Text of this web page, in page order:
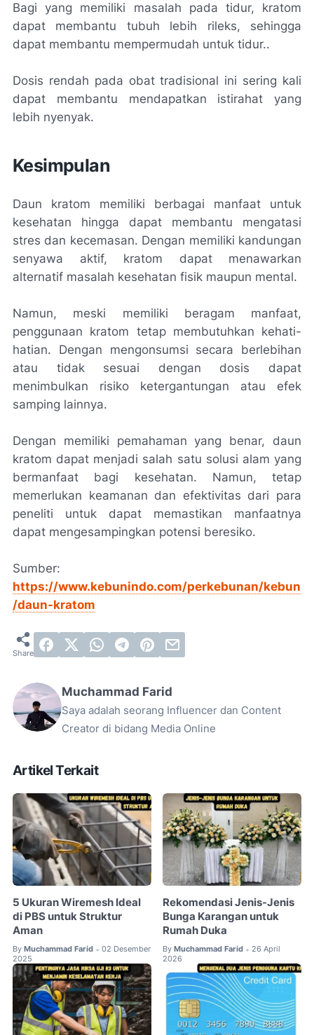
Bagi yang memiliki masalah pada tidur, kratom
dapat membantu tubuh lebih rileks, sehingga
dapat membantu mempermudah untuk tidur..
Dosis rendah pada obat tradisional ini sering kali
dapat membantu mendapatkan istirahat yang
lebih nyenyak.
Kesimpulan
Daun kratom memiliki berbagai manfaat untuk
kesehatan hingga dapat membantu mengatasi
stres dan kecemasan. Dengan memiliki kandungan
senyawa aktif, kratom dapat menawarkan
alternatif masalah kesehatan fisik maupun mental.
Namun, meski memiliki beragam manfaat,
penggunaan kratom tetap membutuhkan kehati-
hatian. Dengan mengonsumsi secara berlebihan
atau tidak sesuai dengan dosis dapat
menimbulkan risiko ketergantungan atau efek
samping lainnya.
Dengan memiliki pemahaman yang benar, daun
kratom dapat menjadi salah satu solusi alam yang
bermanfaat bagi kesehatan. Namun, tetap
memerlukan keamanan dan efektivitas dari para
peneliti untuk dapat memastikan manfaatnya
dapat mengesampingkan potensi beresiko.
Sumber:
https://www.kebunindo.com/perkebunan/kebun
/daun-kratom
Muchammad Farid
Saya adalah seorang Influencer dan Content
Creator di bidang Media Online
Artikel Terkait
5 Ukuran Wiremesh Ideal
di PBS untuk Struktur
Aman
By Muchammad Farid • 02 Desember
2025
Rekomendasi Jenis-Jenis
Bunga Karangan untuk
Rumah Duka
By Muchammad Farid • 26 April
2026